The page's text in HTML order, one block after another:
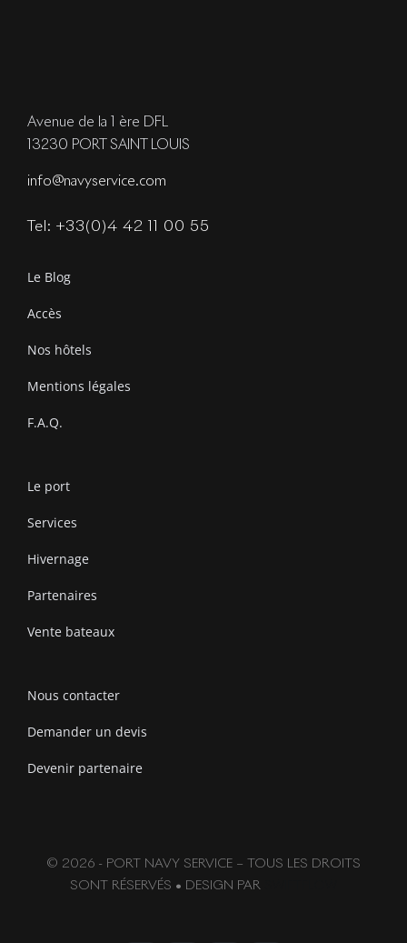
Avenue de la 1 ère DFL
13230 PORT SAINT LOUIS
info@navyservice.com
Tel: +33(0)4 42 11 00 55
Le Blog
Accès
Nos hôtels
Mentions légales
F.A.Q.
Le port
Services
Hivernage
Partenaires
Vente bateaux
Nous contacter
Demander un devis
Devenir partenaire
© 2026 - PORT NAVY SERVICE – TOUS LES DROITS
SONT RÉSERVÉS • DESIGN PAR